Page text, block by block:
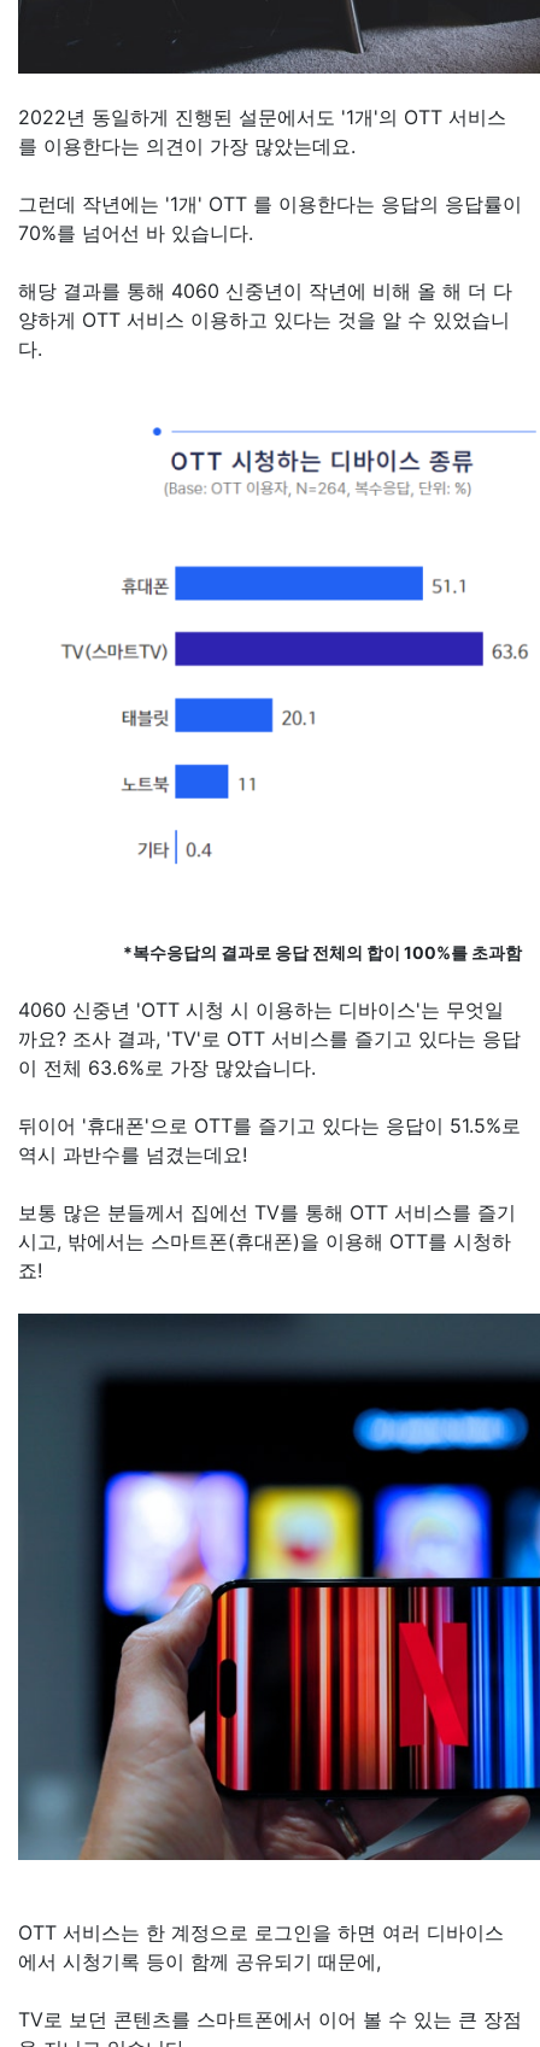
2022년 동일하게 진행된 설문에서도 '1개'의 OTT 서비스
를 이용한다는 의견이 가장 많았는데요.
그런데 작년에는 '1개' OTT 를 이용한다는 응답의 응답률이
70%를 넘어선 바 있습니다.
해당 결과를 통해 4060 신중년이 작년에 비해 올 해 더 다
양하게 OTT 서비스 이용하고 있다는 것을 알 수 있었습니
다.
*복수응답의 결과로 응답 전체의 합이 100%를 초과함
4060 신중년 'OTT 시청 시 이용하는 디바이스'는 무엇일
까요? 조사 결과, 'TV'로 OTT 서비스를 즐기고 있다는 응답
이 전체 63.6%로 가장 많았습니다.
뒤이어 '휴대폰'으로 OTT를 즐기고 있다는 응답이 51.5%로
역시 과반수를 넘겼는데요!
보통 많은 분들께서 집에선 TV를 통해 OTT 서비스를 즐기
시고, 밖에서는 스마트폰(휴대폰)을 이용해 OTT를 시청하
죠!
OTT 서비스는 한 계정으로 로그인을 하면 여러 디바이스
에서 시청기록 등이 함께 공유되기 때문에,
TV로 보던 콘텐츠를 스마트폰에서 이어 볼 수 있는 큰 장점